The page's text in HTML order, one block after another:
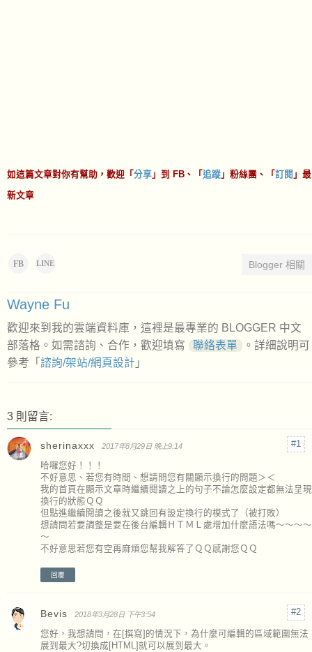
如這篇文章對你有幫助，歡迎「 分享 」到 FB、「 追蹤 」粉絲團、「 訂閱 」最
新文章
FB LINE Blogger 相關
Wayne Fu
歡迎來到我的雲端資料庫，這裡是最專業的 BLOGGER 中文
部落格。如需諮詢、合作，歡迎填寫
聯絡表單
。詳細說明可
參考「 諮詢/架站/網頁設計 」
3 則留言:
sherinaxxx 2017年8月29日 晚上9:14
哈囉您好！！！
不好意思、若您有時間、想請問您有關顯示換行的問題＞＜
我的首頁在顯示文章時繼續閱讀之上的句子不論怎麼設定都無法呈現
換行的狀態ＱＱ
但點進繼續閱讀之後就又跳回有設定換行的模式了（被打敗）
想請問若要調整是要在後台編輯ＨＴＭＬ處增加什麼語法嗎～～～～
～
不好意思若您有空再麻煩您幫我解答了ＱＱ感謝您ＱＱ
回覆
Bevis 2018年3月28日 下午3:54
您好，我想請問，在[撰寫]的情況下，為什麼可編輯的區域範圍無法
展到最大?切換成[HTML]就可以展到最大。